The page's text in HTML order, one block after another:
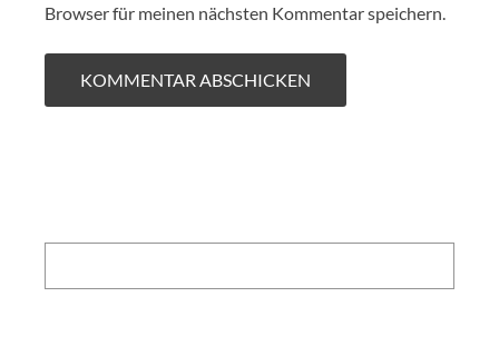
Browser für meinen nächsten Kommentar speichern.